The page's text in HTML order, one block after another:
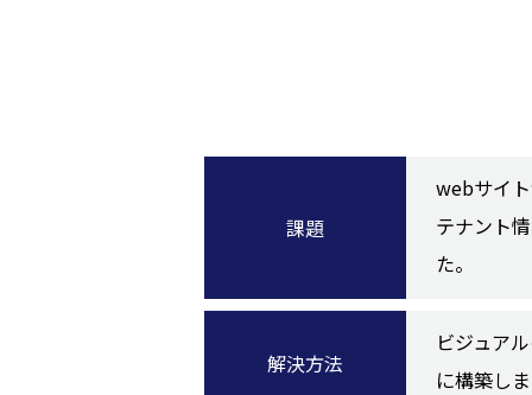
課題
webサイ
テナント
た。
解決方法
ビジュア
に構築し